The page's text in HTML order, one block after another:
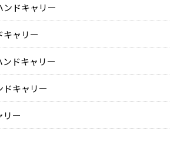
ドキャリー
キャリー
ドキャリー
ドキャリー
リー